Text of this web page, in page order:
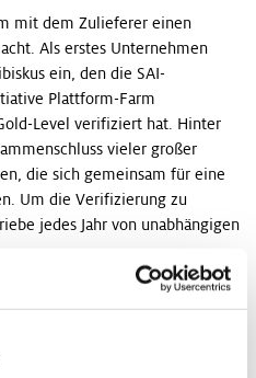
mit dem Zulieferer einen
Als erstes Unternehmen
ein, den die SAI-
Plattform-Farm
Level verifiziert hat. Hinter
vieler großer
die sich gemeinsam für eine
Um die Verifizierung zu
jedes Jahr von unabhängigen
von Bauern zu stärken.
Rohstoffen. „Unser Schwerpunkt